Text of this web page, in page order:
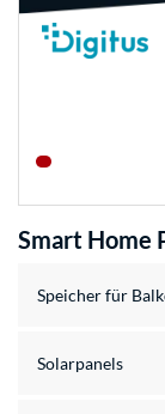
Smart Home
Speicher für
Solarpanels